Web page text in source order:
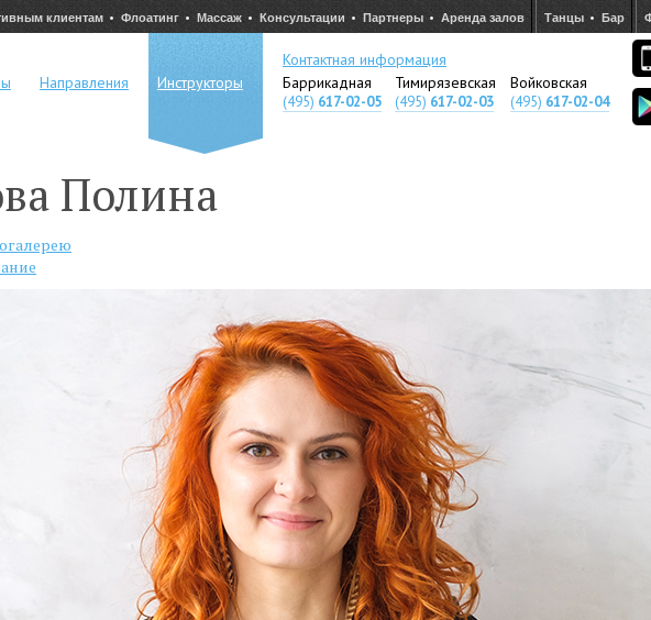
клиентам Флоатинг Массаж Консультации Партнеры Аренда залов Танцы Бар
Направления Инструкторы
Контактная информация
Баррикадная
Тимирязевская Войковская
(495) 617-02-05 (495) 617-02-03 (495) 617-02-04
Полина